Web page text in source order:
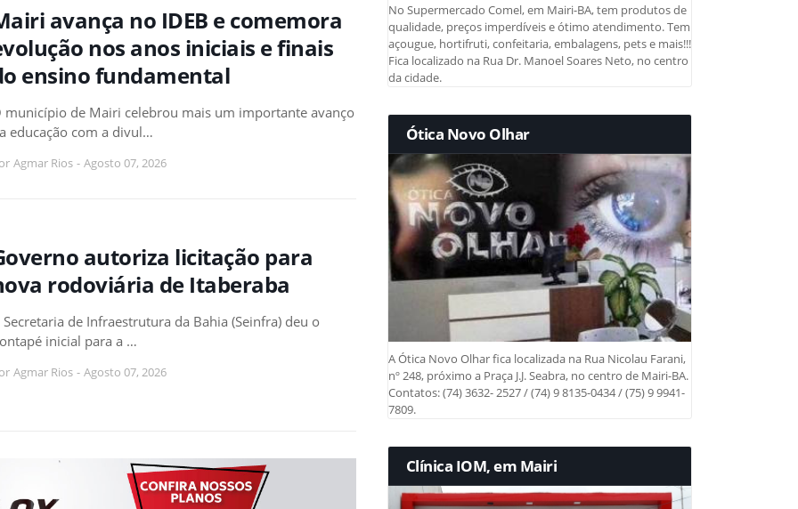
avança no IDEB e comemora
nos anos iniciais e finais
ensino fundamental
município de Mairi celebrou mais um importante avanço
educação com a divul…
Agmar Rios - Agosto 07, 2026
autoriza licitação para
rodoviária de Itaberaba
Secretaria de Infraestrutura da Bahia (Seinfra) deu o
inicial para a …
Agmar Rios - Agosto 07, 2026
No Supermercado Comel, em Mairi-BA, tem produtos de
qualidade, preços imperdíveis e ótimo atendimento. Tem
açougue, hortifruti, confeitaria, embalagens, pets e mais!!!
Fica localizado na Rua Dr. Manoel Soares Neto, no centro
da cidade.
Ótica Novo Olhar
A Ótica Novo Olhar fica localizada na Rua Nicolau Farani,
nº 248, próximo a Praça J.J. Seabra, no centro de Mairi-BA.
Contatos: (74) 3632- 2527 / (74) 9 8135-0434 / (75) 9 9941-
7809.
Clínica IOM, em Mairi